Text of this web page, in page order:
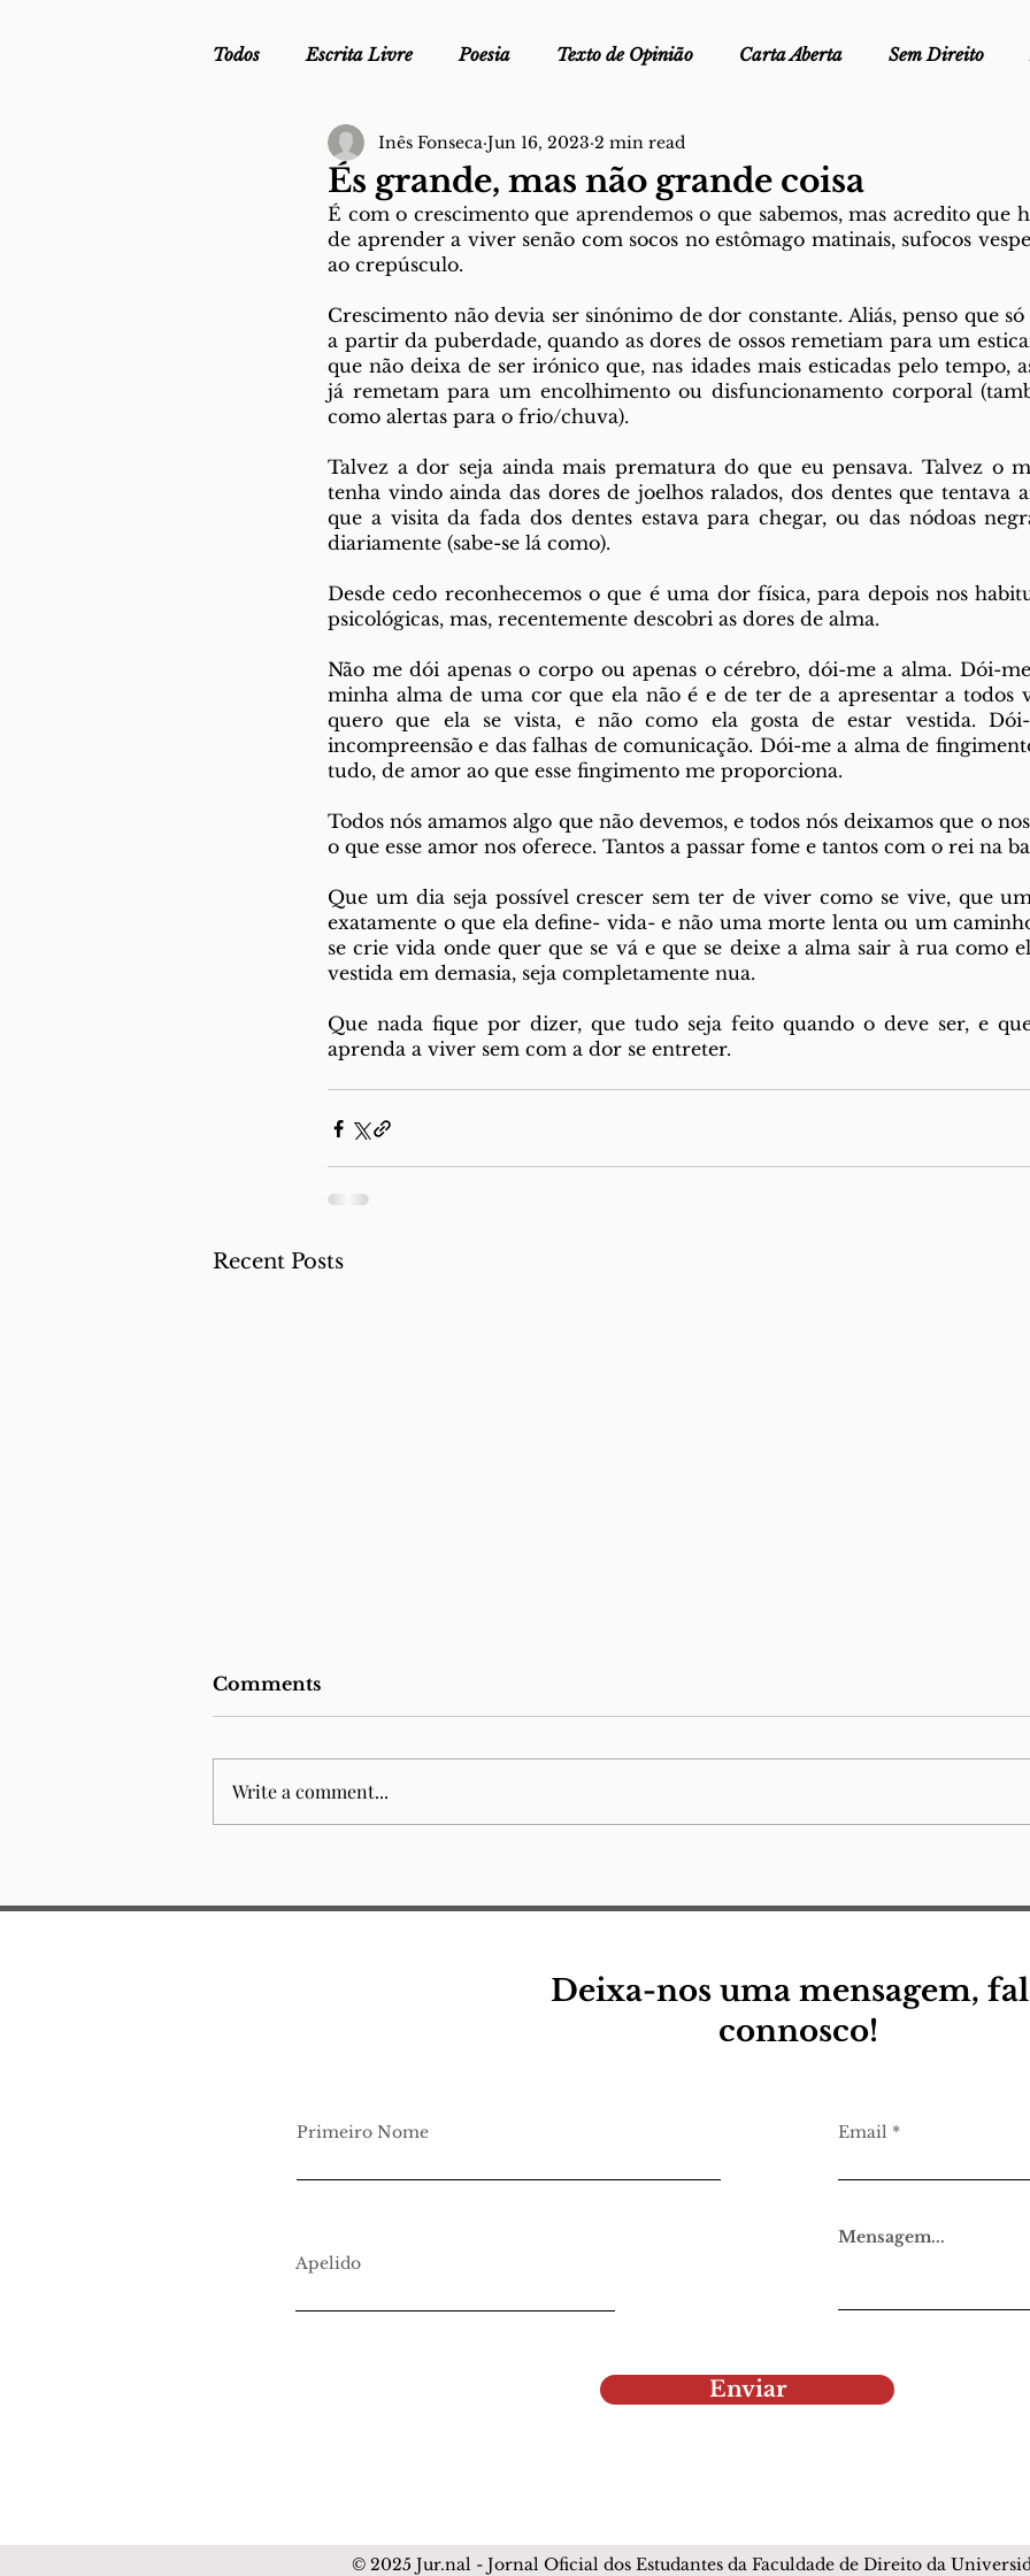
Todos Escrita Livre Poesia Texto de Opinião Carta Aberta Sem Direito
Mergulho Profilático - Podcast Ofélia - Clube de Leitura
Mais Uma da Nova Escola da Lei Trocado por miúdos Dicionário Fora do
Sob Segredo de Justiça
És grande, mas não grande coisa
Inês Fonseca Jun 16, 2023 2 min read
É com o crescimento que aprendemos o que sabemos, mas acredito que
de aprender a viver senão com socos no estômago matinais, sufocos
ao crepúsculo.
Crescimento não devia ser sinónimo de dor constante. Aliás, penso que
a partir da puberdade, quando as dores de ossos remetiam para um
que não deixa de ser irónico que, nas idades mais esticadas pelo tempo,
já remetam para um encolhimento ou disfuncionamento corporal
como alertas para o frio/chuva).
Talvez a dor seja ainda mais prematura do que eu pensava. Talvez o
tenha vindo ainda das dores de joelhos ralados, dos dentes que tentava
que a visita da fada dos dentes estava para chegar, ou das nódoas
diariamente (sabe-se lá como).
Desde cedo reconhecemos o que é uma dor física, para depois nos
psicológicas, mas, recentemente descobri as dores de alma.
Não me dói apenas o corpo ou apenas o cérebro, dói-me a alma. Dói-
minha alma de uma cor que ela não é e de ter de a apresentar a todos
quero que ela se vista, e não como ela gosta de estar vestida.
incompreensão e das falhas de comunicação. Dói-me a alma de
tudo, de amor ao que esse fingimento me proporciona.
Todos nós amamos algo que não devemos, e todos nós deixamos que o
o que esse amor nos oferece. Tantos a passar fome e tantos com o rei na
Que um dia seja possível crescer sem ter de viver como se vive, que
exatamente o que ela define- vida- e não uma morte lenta ou um
se crie vida onde quer que se vá e que se deixe a alma sair à rua como
vestida em demasia, seja completamente nua.
Que nada fique por dizer, que tudo seja feito quando o deve ser, e
aprenda a viver sem com a dor se entreter.
Recent Posts
Comments
Write a comment...
Deixa-nos uma mensagem,
connosco!
Primeiro Nome
Apelido
Email
Mensagem...
Enviar
© 2025 Jur.nal - Jornal Oficial dos Estudantes da Faculdade de Direito da